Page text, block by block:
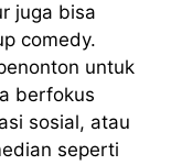
juga bisa
comedy.
untuk
berfokus
sosial, atau
seperti